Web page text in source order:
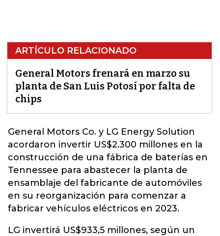
ARTÍCULO RELACIONADO
General Motors frenará en marzo su
planta de San Luis Potosí por falta de
chips
General Motors Co. y LG Energy Solution
acordaron invertir US$2.300 millones en la
construcción de una fábrica de baterías en
Tennessee para abastecer la planta de
ensamblaje del fabricante de automóviles
en su reorganización para comenzar a
fabricar vehículos eléctricos en 2023.
LG invertirá US$933,5 millones, según un